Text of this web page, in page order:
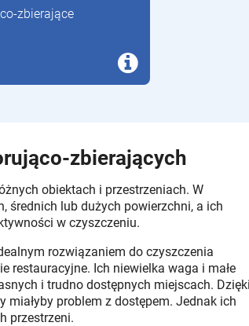
zbierające
zbierających
obiektach i przestrzeniach. W
średnich lub dużych powierzchni, a ich
w czyszczeniu.
rozwiązaniem do czyszczenia
restauracyjne. Ich niewielka waga i małe
i trudno dostępnych miejscach. Dzięki
problem z dostępem. Jednak ich
przestrzeni.